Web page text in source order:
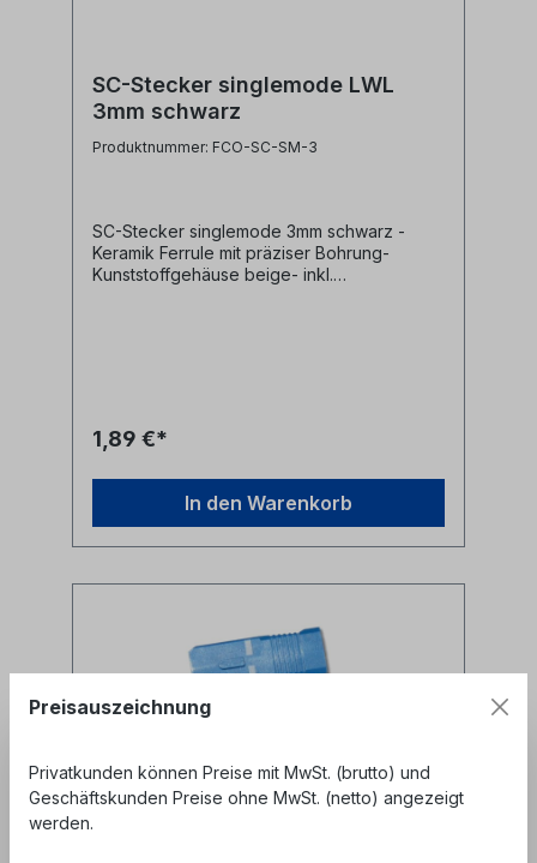
SC-Stecker singlemode LWL
3mm schwarz
Produktnummer: FCO-SC-SM-3
SC-Stecker singlemode 3mm schwarz -
Keramik Ferrule mit präziser Bohrung-
Kunststoffgehäuse beige- inkl.
1,89 €*
In den Warenkorb
Preisauszeichnung
Privatkunden können Preise mit MwSt. (brutto) und
Geschäftskunden Preise ohne MwSt. (netto) angezeigt
werden.